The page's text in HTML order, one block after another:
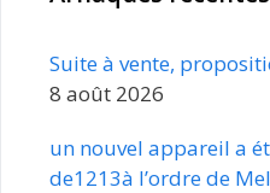
Suite à vente,
8 août 2026
un nouvel appareil a
de1213à l’ordre de